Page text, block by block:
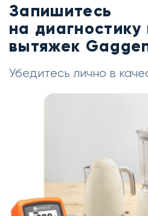
Запишитесь
на диагностику
вытяжек
Убедитесь лично в